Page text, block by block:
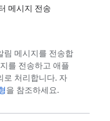
메시지 전송
림 메시지를 전송합
를 전송하고 애플
로 처리합니다. 자
을 참조하세요.